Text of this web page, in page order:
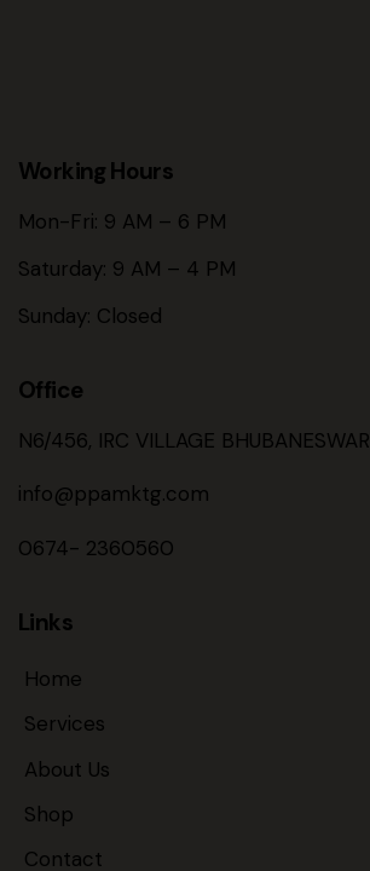
Working Hours
Mon-Fri: 9 AM – 6 PM
Saturday: 9 AM – 4 PM
Sunday: Closed
Office
N6/456, IRC VILLAGE
info@ppamktg.com
0674- 2360560
Links
Home
Services
About Us
Shop
Contact